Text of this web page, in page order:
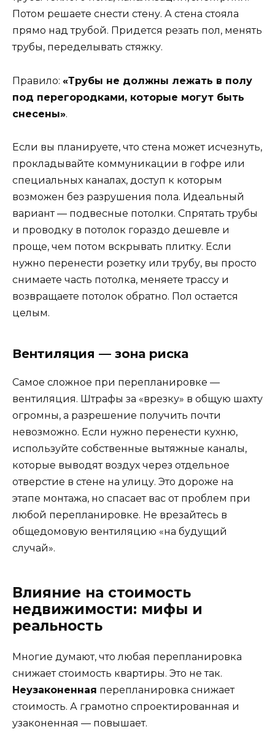
Потом решаете снести стену. А стена стояла
прямо над трубой. Придется резать пол, менять
трубы, переделывать стяжку.
Правило: «Трубы не должны лежать в полу
под перегородками, которые могут быть
снесены».
Если вы планируете, что стена может исчезнуть,
прокладывайте коммуникации в гофре или
специальных каналах, доступ к которым
возможен без разрушения пола. Идеальный
вариант — подвесные потолки. Спрятать трубы
и проводку в потолок гораздо дешевле и
проще, чем потом вскрывать плитку. Если
нужно перенести розетку или трубу, вы просто
снимаете часть потолка, меняете трассу и
возвращаете потолок обратно. Пол остается
целым.
Вентиляция — зона риска
Самое сложное при перепланировке —
вентиляция. Штрафы за «врезку» в общую шахту
огромны, а разрешение получить почти
невозможно. Если нужно перенести кухню,
используйте собственные вытяжные каналы,
которые выводят воздух через отдельное
отверстие в стене на улицу. Это дороже на
этапе монтажа, но спасает вас от проблем при
любой перепланировке. Не врезайтесь в
общедомовую вентиляцию «на будущий
случай».
Влияние на стоимость
недвижимости: мифы и
реальность
Многие думают, что любая перепланировка
снижает стоимость квартиры. Это не так.
Неузаконенная перепланировка снижает
стоимость. А грамотно спроектированная и
узаконенная — повышает.